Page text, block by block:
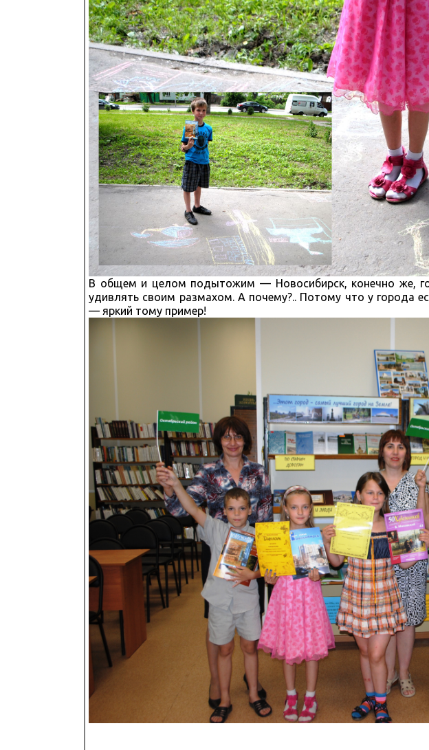
В общем и целом подытожим — Новосибирск, конечно же,
удивлять своим размахом. А почему?.. Потому что у города
— яркий тому пример!